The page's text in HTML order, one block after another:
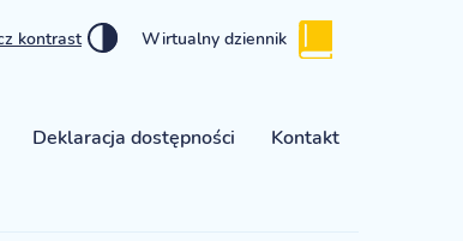
kontrast Wirtualny dziennik
Deklaracja dostępności Kontakt